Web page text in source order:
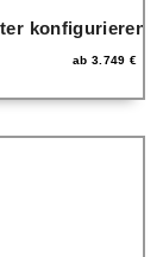
konfigurieren
ab3.749€